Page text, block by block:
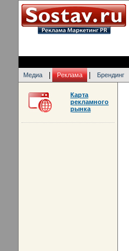
Медиа Реклама Брендинг
Карта
рекламного
рынка